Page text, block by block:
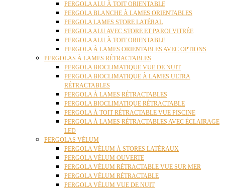
PERGOLA ALU À TOIT ORIENTABLE
PERGOLA BLANCHE À LAMES ORIENTABLES
PERGOLA LAMES STORE LATÉRAL
PERGOLA ALU AVEC STORE ET PAROI VITRÉE
PERGOLA ALU À TOIT ORIENTABLE
PERGOLA À LAMES ORIENTABLES AVEC OPTIONS
PERGOLAS À LAMES RÉTRACTABLES
PERGOLA BIOCLIMATIQUE VUE DE NUIT
PERGOLA BIOCLIMATIQUE À LAMES ULTRA
RÉTRACTABLES
PERGOLA À LAMES RÉTRACTABLES
PERGOLA BIOCLIMATIQUE RÉTRACTABLE
PERGOLA À TOIT RÉTRACTABLE VUE PISCINE
PERGOLA À LAMES RÉTRACTABLES AVEC ÉCLAIRAGE
LED
PERGOLAS VÉLUM
PERGOLA VÉLUM À STORES LATÉRAUX
PERGOLA VÉLUM OUVERTE
PERGOLA VÉLUM RÉTRACTABLE VUE SUR MER
PERGOLA VÉLUM RÉTRACTABLE
PERGOLA VÉLUM VUE DE NUIT